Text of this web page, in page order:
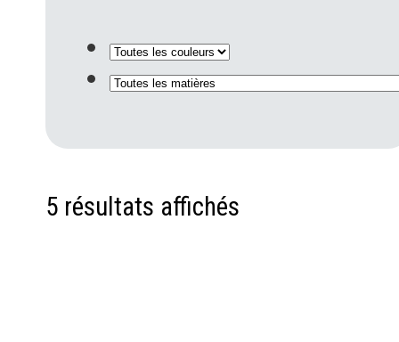
5 résultats affichés